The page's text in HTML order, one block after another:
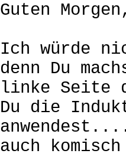
Guten
Ich würde
denn Du
linke Seite
Du die
auch